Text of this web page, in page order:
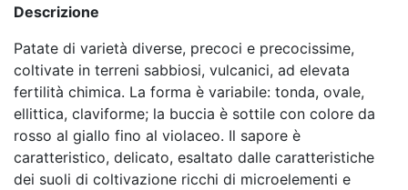
Descrizione
Patate di varietà diverse, precoci e precocissime,
coltivate in terreni sabbiosi, vulcanici, ad elevata
fertilità chimica. La forma è variabile: tonda, ovale,
ellittica, claviforme; la buccia è sottile con colore da
rosso al giallo fino al violaceo. Il sapore è
caratteristico, delicato, esaltato dalle caratteristiche
dei suoli di coltivazione ricchi di microelementi e